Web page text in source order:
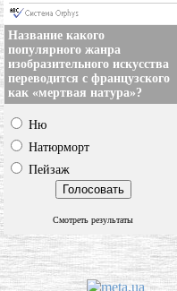
Название какого
популярного жанра
изобразительного искусства
переводится с французского
как «мертвая натура»?
Ню
Натюрморт
Пейзаж
Смотреть результаты